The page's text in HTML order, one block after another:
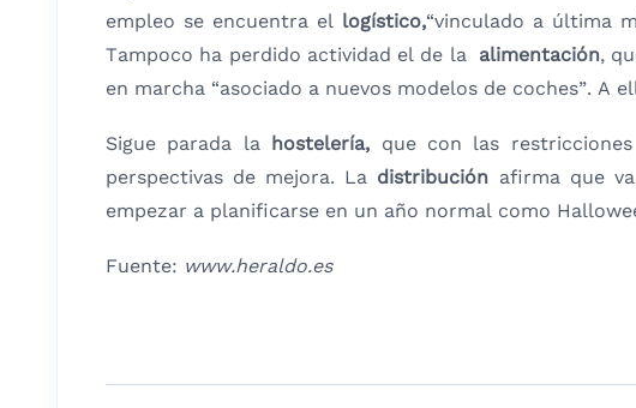
empleo se encuentra el logístico,“vinculado a última
Tampoco ha perdido actividad el de la alimentación,
en marcha “asociado a nuevos modelos de coches”. A
Sigue parada la hostelería, que con las
perspectivas de mejora. La distribución afirma que
empezar a planificarse en un año normal como
Fuente: www.heraldo.es